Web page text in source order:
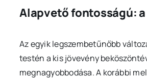
Alapvető fontosságú:
Az egyik legszembetűnőbb
testén a kis jövevény
megnagyobbodása. A korábbi